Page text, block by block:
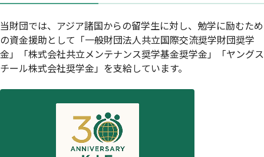
当財団では、アジア諸国からの留学生に対し、勉学に励むため
の資金援助として「一般財団法人共立国際交流奨学財団奨学
金」「株式会社共立メンテナンス奨学基金奨学金」「ヤングス
チール株式会社奨学金」を支給しています。